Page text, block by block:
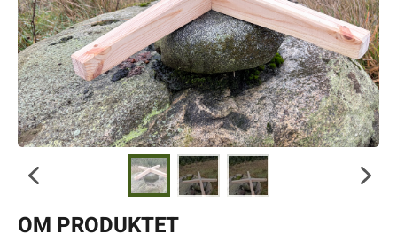
OM PRODUKTET